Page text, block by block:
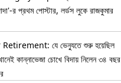
র প্রথম পোস্টার, লর্ডস লুকে রাজকুমার
যে ভেন্যুতে শুরু হয়েছিল
কান্নাভেজা চোখে বিদায় নিলেন ৩৪ বছর